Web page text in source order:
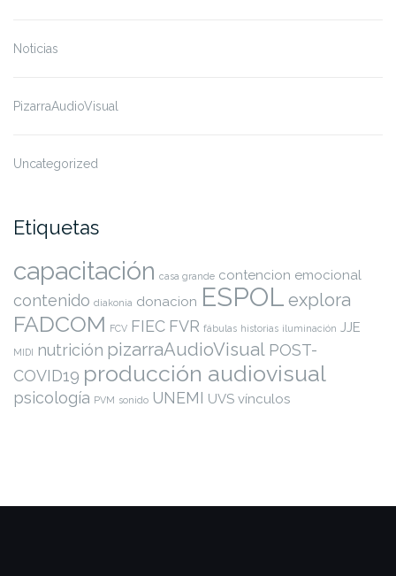
Noticias
PizarraAudioVisual
Uncategorized
Etiquetas
capacitación casa grande contencion emocional
contenido diakonia donacion ESPOL explora
FADCOM FCV FIEC FVR fábulas historias iluminación JJE
MIDI nutrición pizarraAudioVisual POST-
COVID19 producción audiovisual
psicología PVM sonido UNEMI UVS vínculos